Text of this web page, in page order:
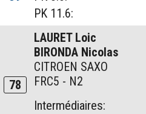
PK 11.6:
78
LAURET Loic
BIRONDA Nicolas
CITROEN SAXO
FRC5 - N2
Intermédiaires: